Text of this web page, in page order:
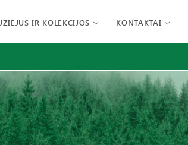
IR KOLEKCIJOS KONTAKTAI